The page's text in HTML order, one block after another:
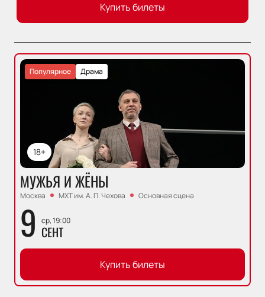
Купить билеты
18+
Драма
Популярное
МУЖЬЯ И ЖЁНЫ
Москва МХТ им. А. П. Чехова Основная сцена
9 ср, 19:00
СЕНТ
Купить билеты